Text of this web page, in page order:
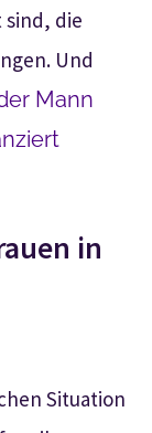
die
Und
Mann
in
Situation